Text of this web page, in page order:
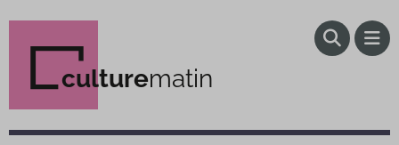
culturematin